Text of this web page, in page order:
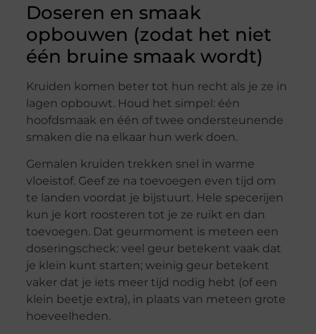
Doseren en smaak
opbouwen (zodat het niet
één bruine smaak wordt)
Kruiden komen beter tot hun recht als je ze in
lagen opbouwt. Houd het simpel: één
hoofdsmaak en één of twee ondersteunende
smaken die na elkaar hun werk doen.
Gemalen kruiden trekken snel in warme
vloeistof. Geef ze na toevoegen even tijd om
te landen voordat je bijstuurt. Hele specerijen
kun je kort roosteren tot je ze ruikt en dan
toevoegen. Dat geurmoment is meteen een
doseringscheck: veel geur betekent vaak dat
je klein kunt starten; weinig geur betekent
vaker dat je iets meer tijd nodig hebt (of een
klein beetje extra), in plaats van meteen grote
hoeveelheden.